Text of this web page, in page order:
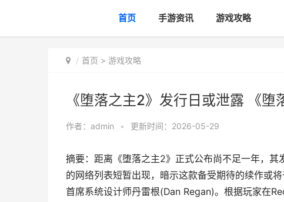
首页 手游资讯 游戏攻略
首页 > 游戏攻略
《堕落之主2》发行日或泄露 《
作者： admin • 更新时间：2026-05-29
摘要：距离《堕落之主2》正式公布尚不足一年，
的网络列表短暂出现，暗示这款备受期待的续作或
首席系统设计师丹雷根(Dan Regan)。根据玩家在